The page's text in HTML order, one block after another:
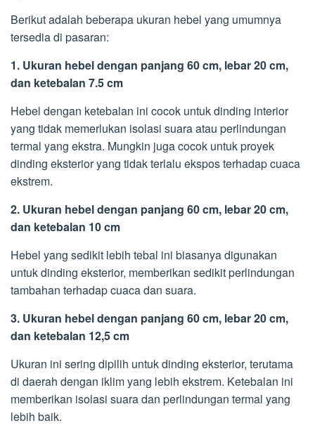
Berikut adalah beberapa ukuran hebel yang umumnya
tersedia di pasaran:
1. Ukuran hebel dengan panjang 60 cm, lebar 20 cm,
dan ketebalan 7.5 cm
Hebel dengan ketebalan ini cocok untuk dinding interior
yang tidak memerlukan isolasi suara atau perlindungan
termal yang ekstra. Mungkin juga cocok untuk proyek
dinding eksterior yang tidak terlalu ekspos terhadap cuaca
ekstrem.
2. Ukuran hebel dengan panjang 60 cm, lebar 20 cm,
dan ketebalan 10 cm
Hebel yang sedikit lebih tebal ini biasanya digunakan
untuk dinding eksterior, memberikan sedikit perlindungan
tambahan terhadap cuaca dan suara.
3. Ukuran hebel dengan panjang 60 cm, lebar 20 cm,
dan ketebalan 12,5 cm
Ukuran ini sering dipilih untuk dinding eksterior, terutama
di daerah dengan iklim yang lebih ekstrem. Ketebalan ini
memberikan isolasi suara dan perlindungan termal yang
lebih baik.